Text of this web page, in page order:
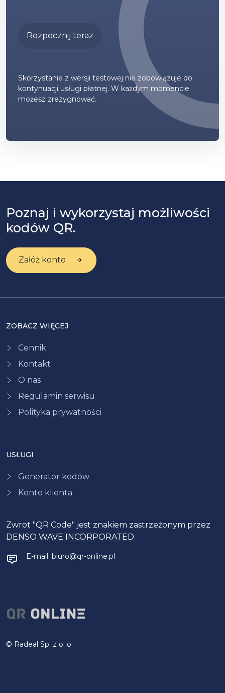
Rozpocznij teraz
Skorzystanie z wersji testowej nie zobowiązuje do
kontynuacji usługi płatnej. W każdym momencie
możesz zrezygnować.
Poznaj i wykorzystaj możliwości
kodów QR.
Załóż konto
© Radeal Sp. z o. o.
USŁUGI
Generator kodów
Konto klienta
Zwrot "QR Code" jest znakiem zastrzeżonym przez
DENSO WAVE INCORPORATED.
E-mail: biuro@qr-online.pl
ZOBACZ WIĘCEJ
Cennik
Kontakt
O nas
Regulamin serwisu
Polityka prywatności